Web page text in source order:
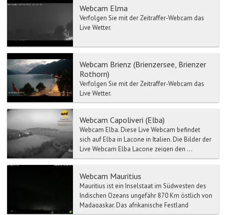
Webcam Elma
Verfolgen Sie mit der Zeitraffer-Webcam das
Live Wetter.
Webcam Brienz (Brienzersee, Brienzer
Rothorn)
Verfolgen Sie mit der Zeitraffer-Webcam das
Live Wetter.
Webcam Capoliveri (Elba)
Webcam Elba. Diese Live Webcam befindet
sich auf Elba in Lacone in Italien. Die Bilder der
Live Webcam Elba Lacone zeigen den ...
Webcam Mauritius
Mauritius ist ein Inselstaat im Südwesten des
Indischen Ozeans ungefähr 870 Km östlich von
Madagaskar. Das afrikanische Festland